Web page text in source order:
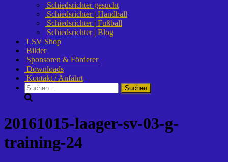
Schiedsrichter gesucht
Schiedsrichter | Handball
Schiedsrichter | Fußball
Schiedsrichter | Blog
LSV Shop
Bilder
Sponsoren & Förderer
Downloads
Kontakt / Anfahrt
Suchen
nach:
20161015-laager-sv-03-g-
training-24